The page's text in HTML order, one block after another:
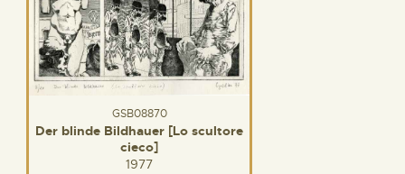
GSB08870
Der blinde Bildhauer [Lo scultore
cieco]
1977